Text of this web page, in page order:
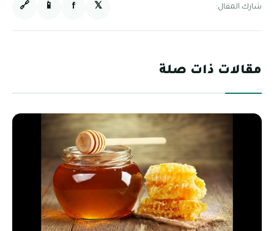
شارك المقال: 𝕏
f
📱
🔗
مقالات ذات صلة